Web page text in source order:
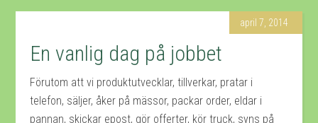
april 7, 2014
En vanlig dag på jobbet
Förutom att vi produktutvecklar, tillverkar, pratar i
telefon, säljer, åker på mässor, packar order, eldar i
pannan, skickar epost, gör offerter, kör truck, syns på